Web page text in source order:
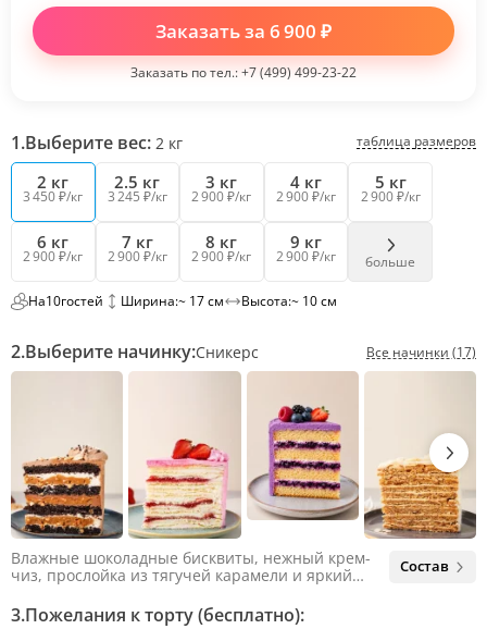
1.Выберите вес: 2 кг таблица размеров
2 кг
3 450 ₽/кг
2.5 кг
3 245 ₽/кг
3 кг
2 900 ₽/кг
4 кг
2 900 ₽/кг
5 кг
2 900 ₽/кг
6 кг
2 900 ₽/кг
7 кг
2 900 ₽/кг
8 кг
2 900 ₽/кг
9 кг
2 900 ₽/кг больше
На10гостей Ширина:~ 17 см Высота:~ 10 см
2.Выберите начинку:Сникерс Все начинки (17)
Влажные шоколадные бисквиты, нежный крем-
чиз, прослойка из тягучей карамели и яркий
яркий вкус шоколада и тягучей карамели, не
Состав
3.Пожелания к торту (бесплатно):
Заказать за 6 900 ₽
Заказать по тел.:+7 (499) 499-23-22